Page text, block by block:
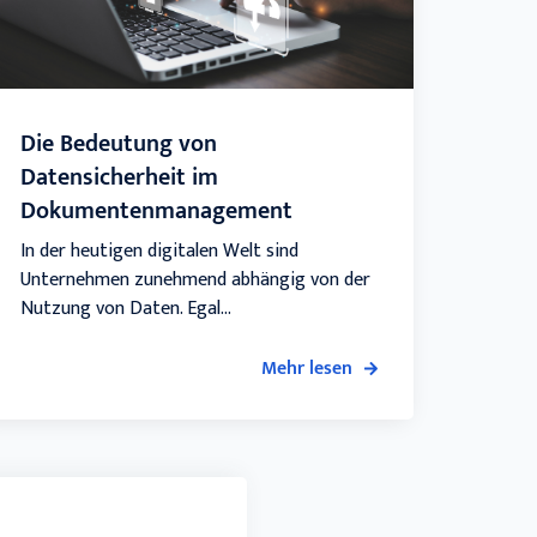
Die Bedeutung von
Datensicherheit im
Dokumentenmanagement
In der heutigen digitalen Welt sind
Unternehmen zunehmend abhängig von der
Nutzung von Daten. Egal...
Mehr lesen